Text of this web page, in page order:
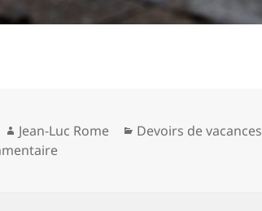
Auteur
Jean-Luc Rome Catégories
Devoirs de vacances
sur Feuilles mortes